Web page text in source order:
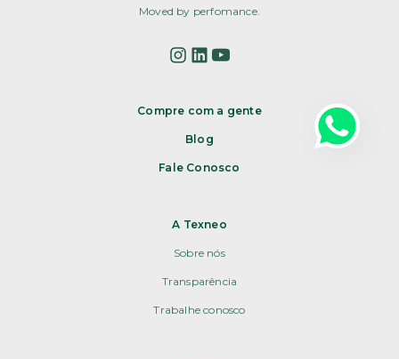
Moved by perfomance.
Compre com a gente
Blog
Fale Conosco
A Texneo
Sobre nós
Transparência
Trabalhe conosco